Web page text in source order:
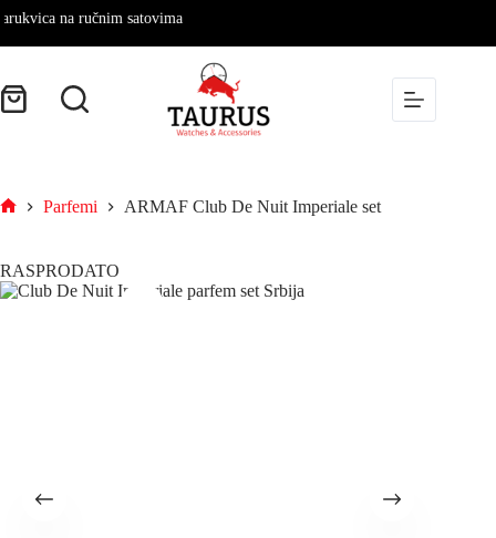
na ručnim satovima
Parfemi ARMAF Club De Nuit Imperiale set
RASPRODATO